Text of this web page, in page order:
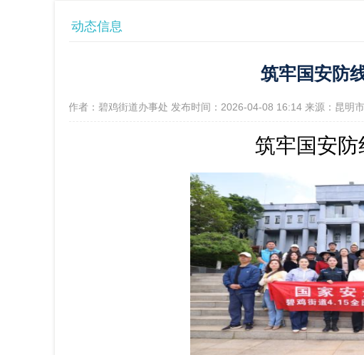
政府信息公开年
动态信息
筑牢国安防
[作者：碧鸡街道办事处 发布时间：2026-04-08 16:14 来源：昆明
筑牢国安防